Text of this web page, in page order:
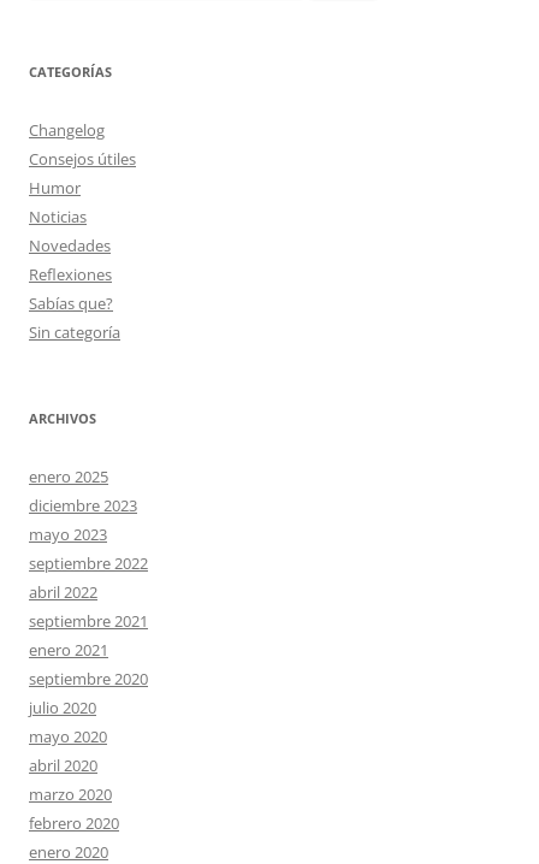
CATEGORÍAS
Changelog
Consejos útiles
Humor
Noticias
Novedades
Reflexiones
Sabías que?
Sin categoría
ARCHIVOS
enero 2025
diciembre 2023
mayo 2023
septiembre 2022
abril 2022
septiembre 2021
enero 2021
septiembre 2020
julio 2020
mayo 2020
abril 2020
marzo 2020
febrero 2020
enero 2020